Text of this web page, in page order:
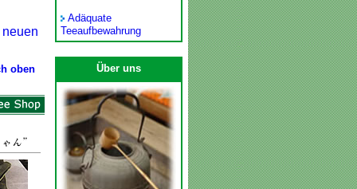
oben
Adäquate
Teeaufbewahrung
Über uns